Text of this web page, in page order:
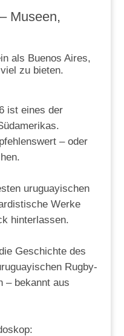
Museen,
als Buenos Aires,
zu bieten.
ist eines der
– oder
uruguayischen
Werke
hinterlassen.
Geschichte des
Rugby-
– bekannt aus